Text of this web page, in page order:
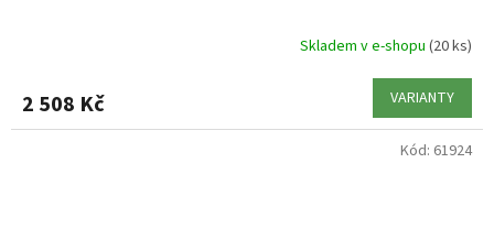
Skladem v e-shopu (20 ks)
2 508 Kč VARIANTY
Kód: 61924